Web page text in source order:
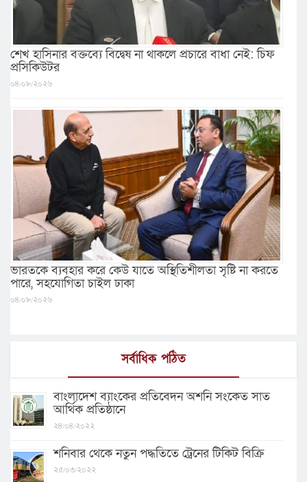
শেখ হাসিনার বক্তব্যে বিদ্বেষ না থাকলে প্রচারে বাধা নেই: চিফ
প্রসিকিউটর
০৪/০৮/২০২৬
ভারতকে ব্যবহার করে কেউ যাতে অস্থিতিশীলতা সৃষ্টি না করতে
পারে, সহযোগিতা চাইল ঢাকা
০৪/০৮/২০২৬
সর্বাধিক পঠিত
বাংলাদেশ ব্যাংকের প্রতিবেদন অশনি সংকেত সাত
আর্থিক প্রতিষ্ঠানে
২৪/০৪/২০২২
শনিবার থেকে নতুন পদ্ধতিতে ট্রেনের টিকিট বিক্রি
২৫/০৩/২০২২